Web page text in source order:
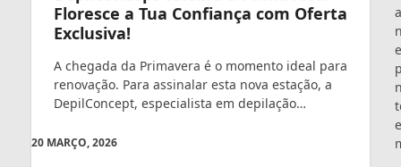
Floresce a Tua Confiança com Oferta
Exclusiva!
A chegada da Primavera é o momento ideal para
renovação. Para assinalar esta nova estação, a
DepilConcept, especialista em depilação…
20 MARÇO, 2026
e